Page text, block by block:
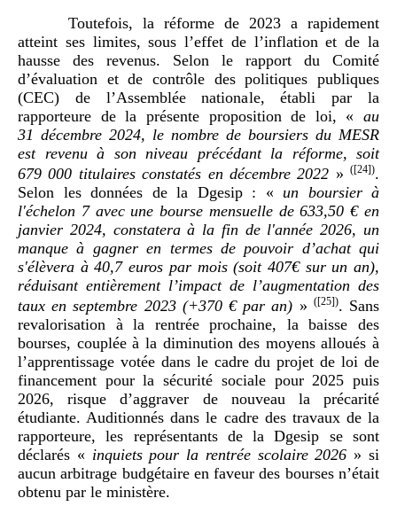
Toutefois, la réforme de 2023 a rapidement
atteint ses limites, sous l’effet de l’inflation et de la
hausse des revenus. Selon le rapport du Comité
d’évaluation et de contrôle des politiques publiques
(CEC) de l’Assemblée nationale, établi par la
rapporteure de la présente proposition de loi, « au
31 décembre 2024, le nombre de boursiers du MESR
est revenu à son niveau précédant la réforme, soit
679 000 titulaires constatés en décembre 2022 » ([24]).
Selon les données de la Dgesip : « un boursier à
l'échelon 7 avec une bourse mensuelle de 633,50 € en
janvier 2024, constatera à la fin de l'année 2026, un
manque à gagner en termes de pouvoir d’achat qui
s'élèvera à 40,7 euros par mois (soit 407€ sur un an),
réduisant entièrement l’impact de l’augmentation des
taux en septembre 2023 (+370 € par an) » ([25]). Sans
revalorisation à la rentrée prochaine, la baisse des
bourses, couplée à la diminution des moyens alloués à
l’apprentissage votée dans le cadre du projet de loi de
financement pour la sécurité sociale pour 2025 puis
2026, risque d’aggraver de nouveau la précarité
étudiante. Auditionnés dans le cadre des travaux de la
rapporteure, les représentants de la Dgesip se sont
déclarés « inquiets pour la rentrée scolaire 2026 » si
aucun arbitrage budgétaire en faveur des bourses n’était
obtenu par le ministère.